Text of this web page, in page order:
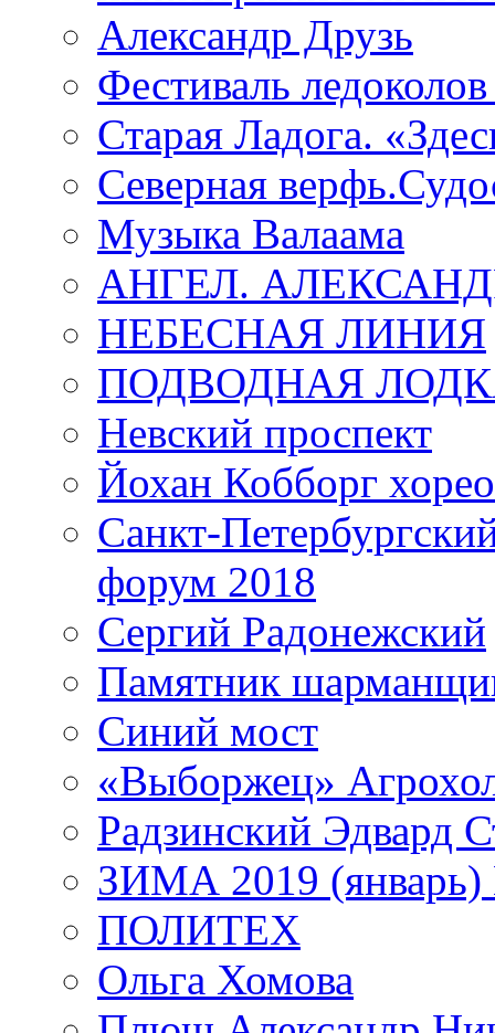
Александр Друзь
Фестиваль
Старая Ладога.
Северная
Музыка Валаама
АНГЕЛ.
НЕБЕСНАЯ ЛИНИЯ
ПОДВОДНАЯ
Невский проспект
Йохан Кобборг
Санкт-
форум 2018
Сергий Радонежский
Памятник
Синий мост
«Выборжец»
Радзинский Эдвард
ЗИМА 2019 (январь)
ПОЛИТЕХ
Ольга Хомова